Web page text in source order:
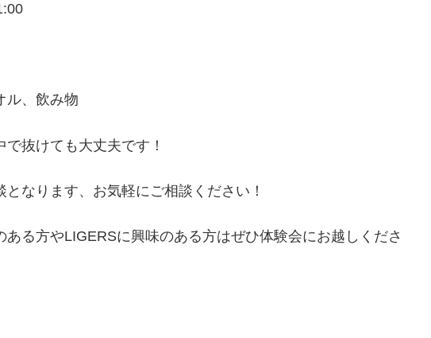
ル、飲み物
抜けても大丈夫です！
なります、お気軽にご相談ください！
る方やLIGERSに興味のある方はぜひ体験会にお越しくださ